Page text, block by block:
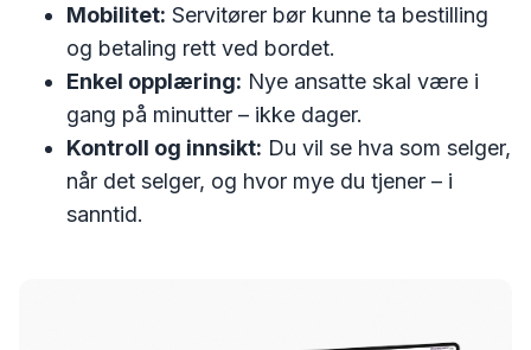
Mobilitet: Servitører bør kunne ta bestilling
og betaling rett ved bordet.
Enkel opplæring: Nye ansatte skal være i
gang på minutter – ikke dager.
Kontroll og innsikt: Du vil se hva som selger,
når det selger, og hvor mye du tjener – i
sanntid.